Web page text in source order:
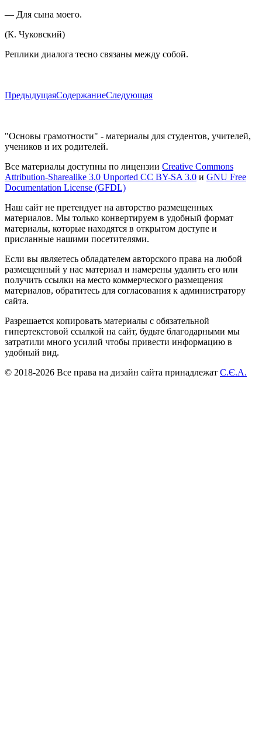
— Для сына моего.
(К. Чуковский)
Реплики диалога тесно связаны между собой.
ПредыдущаяСодержаниеСледующая
"Основы грамотности" - материалы для студентов, учителей,
учеников и их родителей.
Все материалы доступны по лицензии Creative Commons
Attribution-Sharealike 3.0 Unported CC BY-SA 3.0 и GNU Free
Documentation License (GFDL)
Наш сайт не претендует на авторство размещенных
материалов. Мы только конвертируем в удобный формат
материалы, которые находятся в открытом доступе и
присланные нашими посетителями.
Если вы являетесь обладателем авторского права на любой
размещенный у нас материал и намерены удалить его или
получить ссылки на место коммерческого размещения
материалов, обратитесь для согласования к администратору
сайта.
Разрешается копировать материалы с обязательной
гипертекстовой ссылкой на сайт, будьте благодарными мы
затратили много усилий чтобы привести информацию в
удобный вид.
© 2018-2026 Все права на дизайн сайта принадлежат С.Є.А.